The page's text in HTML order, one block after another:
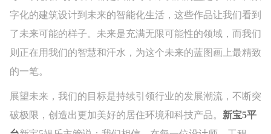
字化的建筑设计到未来的智能化生活，这些作品让我们看到
了未来可能的样子。未来是充满无限可能性的领域，而我们
则正在用我们的智慧和汗水，为这个未来的蓝图画上最精致
的一笔。
展望未来，我们的目标是持续引领行业的发展潮流，不断突
破极限，创造出更加美好的居住环境和科技产品。 新宝5平